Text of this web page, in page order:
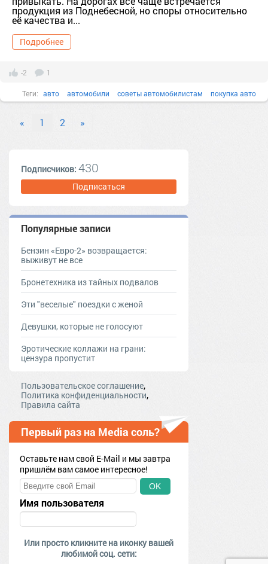
продукция из Поднебесной, но споры относительно
её качества и...
Подробнее
-2 1
Теги: авто автомобили советы автомобилистам покупка авто
« 1 2 »
Подписчиков: 430
Подписаться
Популярные записи
Бензин «Евро-2» возвращается:
выживут не все
Бронетехника из тайных подвалов
Эти "веселые" поездки с женой
Девушки, которые не голосуют
Эротические коллажи на грани:
цензура пропустит
Пользовательское соглашение,
Политика конфиденциальности,
Правила сайта
Первый раз на Media соль?
Оставьте нам свой E-Mail и мы завтра
пришлём вам самое интересное!
OK
Имя пользователя
Или просто кликните на иконку вашей
любимой соц. сети: